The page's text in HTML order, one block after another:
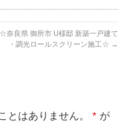
☆奈良県 御所市 U様邸 新築一戸建て
・調光ロールスクリーン施工☆ →
とはありません。 * が